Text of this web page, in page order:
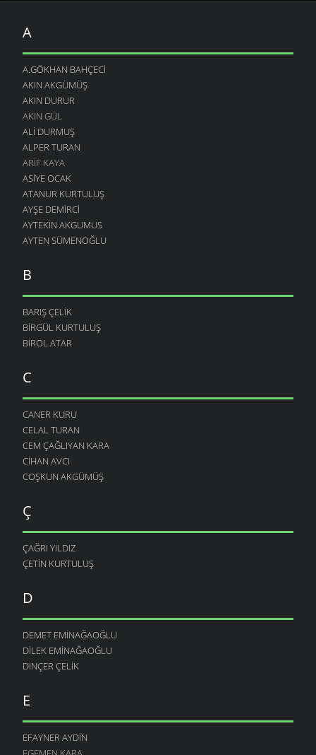
A
A.GÖKHAN BAHÇECI
AKIN AKGÜMÜŞ
AKIN DURUR
AKIN GÜL
ALI DURMUŞ
ALPER TURAN
ARIF KAYA
ASIYE OCAK
ATANUR KURTULUŞ
AYŞE DEMIRCI
AYTEKIN AKGUMUS
AYTEN SÜMENOĞLU
B
BARIŞ ÇELIK
BIRGÜL KURTULUŞ
BIROL ATAR
C
CANER KURU
CELAL TURAN
CEM ÇAĞLIYAN KARA
CIHAN AVCI
COŞKUN AKGÜMÜŞ
Ç
ÇAĞRI YILDIZ
ÇETIN KURTULUŞ
D
DEMET EMINAĞAOĞLU
DILEK EMINAĞAOĞLU
DINÇER ÇELIK
E
EFAYNER AYDIN